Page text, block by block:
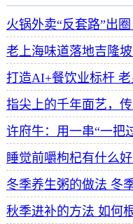
老上海味道落地吉隆
打造AI+餐饮业标杆
睡觉前嚼枸杞有什么
冬季养生粥的做法 冬
秋季进补的方法 如何